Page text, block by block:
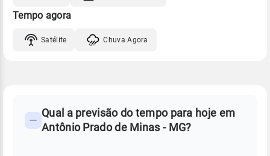
Tempo agora
Satélite Chuva Agora
PREVISÃO
TEMPO
Perguntas
Qual a previsão do tempo para hoje em
Antônio Prado de Minas - MG?